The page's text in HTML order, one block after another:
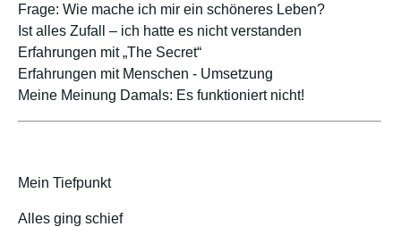
Frage: Wie mache ich mir ein schöneres Leben?
Ist alles Zufall – ich hatte es nicht verstanden
Erfahrungen mit „The Secret“
Erfahrungen mit Menschen - Umsetzung
Meine Meinung Damals: Es funktioniert nicht!
Mein Tiefpunkt
Alles ging schief